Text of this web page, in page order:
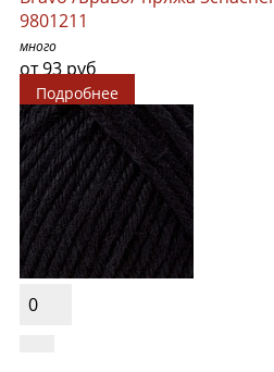
9801211
много
от 93 руб
Подробнее
0